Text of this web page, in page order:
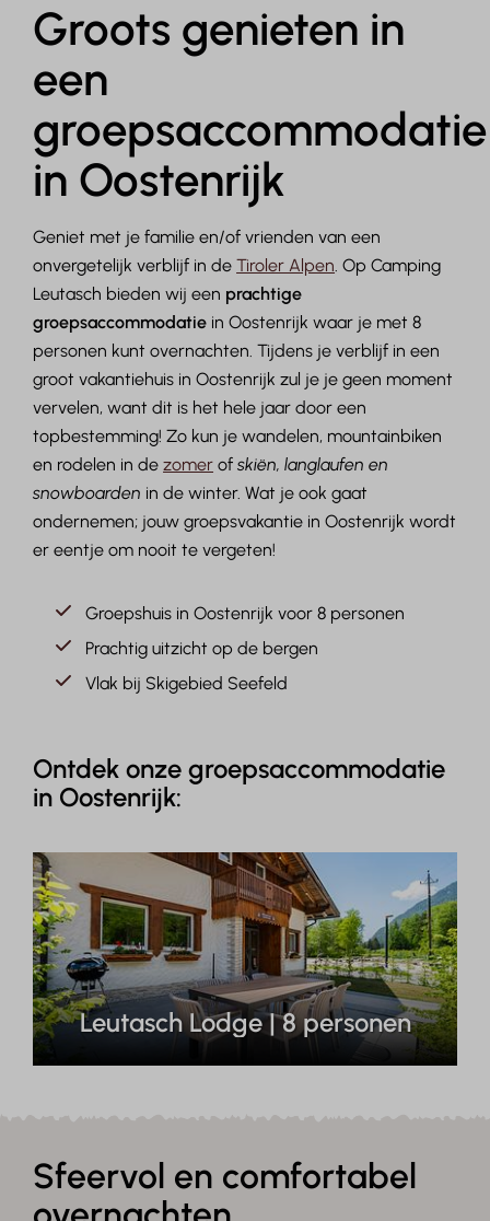
Groots genieten in
een
groepsaccommodatie
in Oostenrijk
Geniet met je familie en/of vrienden van een
onvergetelijk verblijf in deTiroler Alpen. Op Camping
Leutasch bieden wij een prachtige
groepsaccommodatie in Oostenrijk waar je met 8
personen kunt overnachten. Tijdens je verblijf in een
groot vakantiehuis in Oostenrijk zul je je geen moment
vervelen, want dit is het hele jaar door een
topbestemming! Zo kun je wandelen, mountainbiken
en rodelen in dezomer ofskiën, langlaufen en
snowboarden in de winter. Wat je ook gaat
ondernemen; jouw groepsvakantie in Oostenrijk wordt
er eentje om nooit te vergeten!
Groepshuis in Oostenrijk voor 8 personen
Prachtig uitzicht op de bergen
Vlak bij Skigebied Seefeld
Ontdek onze groepsaccommodatie
in Oostenrijk:
Leutasch Lodge | 8 personen
Sfeervol en comfortabel